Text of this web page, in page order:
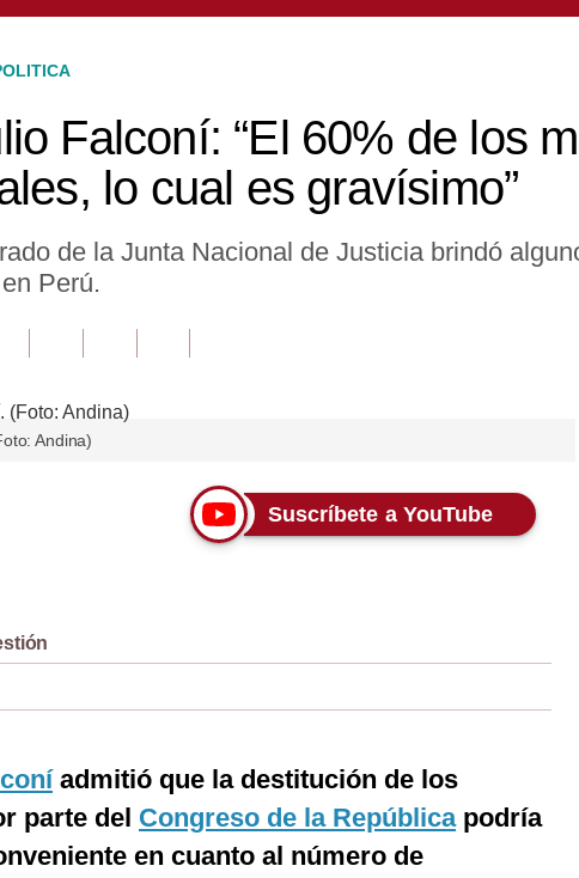
Falconí: “El 60% de los
lo cual es gravísimo”
de la Junta Nacional de Justicia brindó
Perú.
Andina)
Suscríbete a YouTube
admitió que la destitución de los
parte del Congreso de la Repúblicapodría
en cuanto al número de